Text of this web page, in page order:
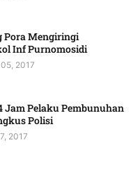
Pora Mengiringi
Inf Purnomosidi
2017
Jam Pelaku Pembunuhan
Polisi
2017